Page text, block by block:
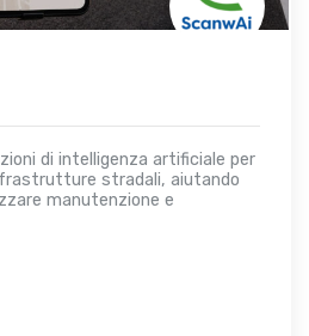
di intelligenza artificiale per
stradali, aiutando
manutenzione e